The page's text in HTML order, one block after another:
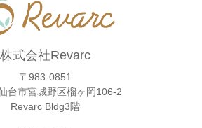
株式会社Revarc
〒983-0851
台市宮城野区榴ヶ岡106-2
Revarc Bldg3階